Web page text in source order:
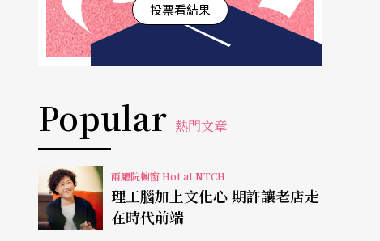
投票看結果
Popular 熱門文章
兩廳院櫥窗 Hot at NTCH
理工腦加上文化心 期許讓老店走
在時代前端